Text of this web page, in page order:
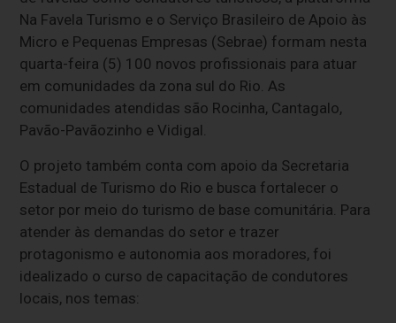
Na Favela Turismo e o Serviço Brasileiro de Apoio às
Micro e Pequenas Empresas (Sebrae) formam nesta
quarta-feira (5) 100 novos profissionais para atuar
em comunidades da zona sul do Rio. As
comunidades atendidas são Rocinha, Cantagalo,
Pavão-Pavãozinho e Vidigal.
O projeto também conta com apoio da Secretaria
Estadual de Turismo do Rio e busca fortalecer o
setor por meio do turismo de base comunitária. Para
atender às demandas do setor e trazer
protagonismo e autonomia aos moradores, foi
idealizado o curso de capacitação de condutores
locais, nos temas: